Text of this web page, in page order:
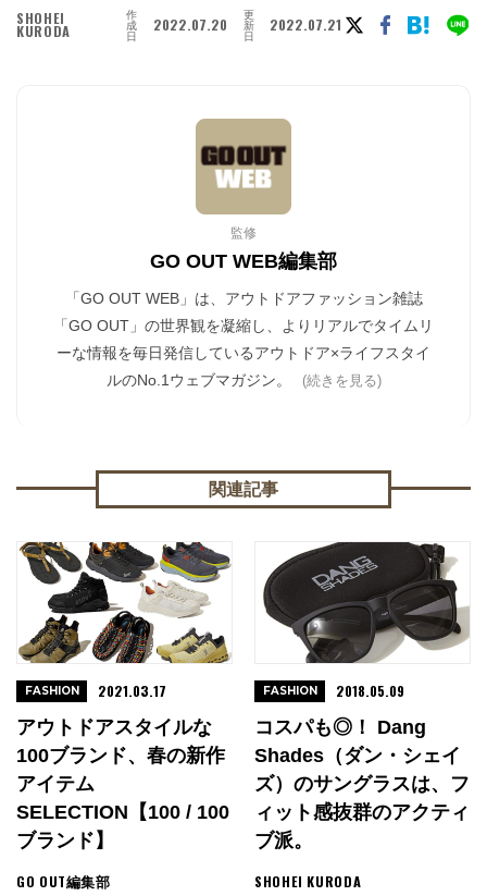
SHOHEI
KURODA
作
成
日
2022.07.20 更
新
日
2022.07.21
監修
GO OUT WEB編集部
「GO OUT WEB」は、アウトドアファッション雑誌
「GO OUT」の世界観を凝縮し、よりリアルでタイムリ
ーな情報を毎日発信しているアウトドア×ライフスタイ
ルのNo.1ウェブマガジン。
(続きを見る)
関連記事
アウトドアスタイルな
100ブランド、春の新作
アイテム
SELECTION【100 / 100
ブランド】
GO OUT編集部
FASHION 2021.03.17
コスパも◎！ Dang
Shades（ダン・シェイ
ズ）のサングラスは、フ
ィット感抜群のアクティ
ブ派。
SHOHEI KURODA
FASHION 2018.05.09